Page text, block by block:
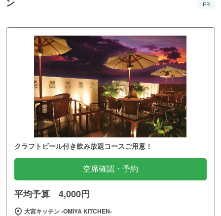
PR
クラフトビール付き飲み放題コースご用意！
空席確認・予約
平均予算 4,000円
大宮キッチン ‐OMIYA KITCHEN‐